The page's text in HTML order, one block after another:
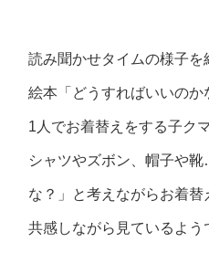
読み聞かせタイムの様子を
絵本「どうすればいいのか
1人でお着替えをする子ク
シャツやズボン、帽子や
な？」と考えながらお着
共感しながら見ているよう